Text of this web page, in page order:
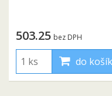
503.25 bez DPH
do